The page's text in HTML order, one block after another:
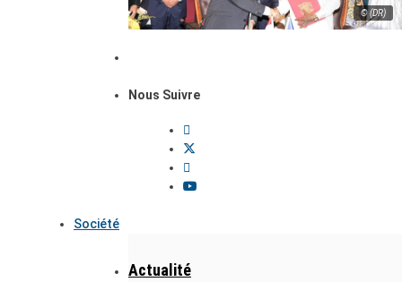
© (DR)
Nous Suivre
Société
Actualité